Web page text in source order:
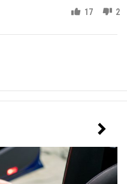
17 2